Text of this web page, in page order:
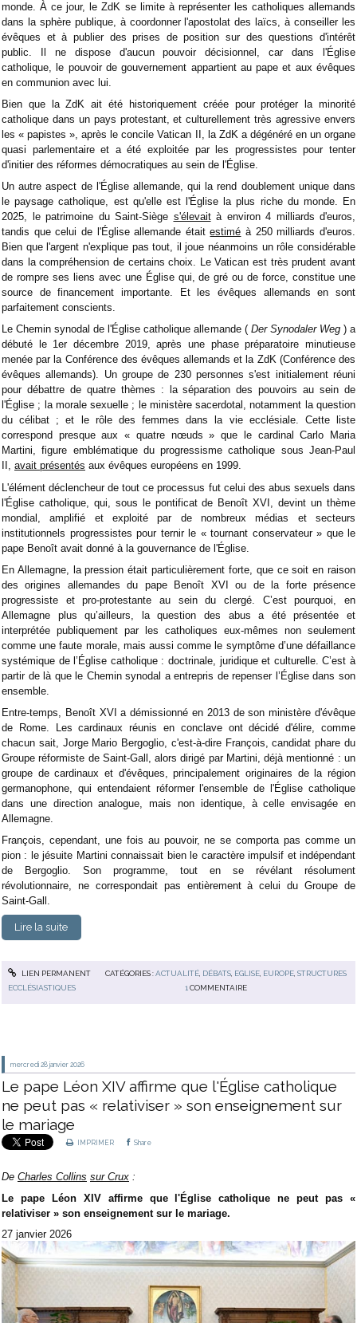
monde. À ce jour, le ZdK se limite à représenter les catholiques allemands
dans la sphère publique, à coordonner l'apostolat des laïcs, à conseiller les
évêques et à publier des prises de position sur des questions d'intérêt
public. Il ne dispose d'aucun pouvoir décisionnel, car dans l'Église
catholique, le pouvoir de gouvernement appartient au pape et aux évêques
en communion avec lui.
Bien que la ZdK ait été historiquement créée pour protéger la minorité
catholique dans un pays protestant, et culturellement très agressive envers
les « papistes », après le concile Vatican II, la ZdK a dégénéré en un organe
quasi parlementaire et a été exploitée par les progressistes pour tenter
d'initier des réformes démocratiques au sein de l'Église.
Un autre aspect de l'Église allemande, qui la rend doublement unique dans
le paysage catholique, est qu'elle est l'Église la plus riche du monde. En
2025, le patrimoine du Saint-Siège s'élevaità environ 4 milliards d'euros,
tandis que celui de l'Église allemande étaitestimé à 250 milliards d'euros.
Bien que l'argent n'explique pas tout, il joue néanmoins un rôle considérable
dans la compréhension de certains choix. Le Vatican est très prudent avant
de rompre ses liens avec une Église qui, de gré ou de force, constitue une
source de financement importante. Et les évêques allemands en sont
parfaitement conscients.
Le Chemin synodal de l'Église catholique allemande ( Der Synodaler Weg) a
débuté le 1er décembre 2019, après une phase préparatoire minutieuse
menée par la Conférence des évêques allemands et la ZdK (Conférence des
évêques allemands). Un groupe de 230 personnes s'est initialement réuni
pour débattre de quatre thèmes : la séparation des pouvoirs au sein de
l'Église ; la morale sexuelle ; le ministère sacerdotal, notamment la question
du célibat ; et le rôle des femmes dans la vie ecclésiale. Cette liste
correspond presque aux « quatre nœuds » que le cardinal Carlo Maria
Martini, figure emblématique du progressisme catholique sous Jean-Paul
II, avait présentés aux évêques européens en 1999.
L'élément déclencheur de tout ce processus fut celui des abus sexuels dans
l'Église catholique, qui, sous le pontificat de Benoît XVI, devint un thème
mondial, amplifié et exploité par de nombreux médias et secteurs
institutionnels progressistes pour ternir le « tournant conservateur » que le
pape Benoît avait donné à la gouvernance de l'Église.
En Allemagne, la pression était particulièrement forte, que ce soit en raison
des origines allemandes du pape Benoît XVI ou de la forte présence
progressiste et pro-protestante au sein du clergé. C’est pourquoi, en
Allemagne plus qu’ailleurs, la question des abus a été présentée et
interprétée publiquement par les catholiques eux-mêmes non seulement
comme une faute morale, mais aussi comme le symptôme d’une défaillance
systémique de l’Église catholique : doctrinale, juridique et culturelle. C’est à
partir de là que le Chemin synodal a entrepris de repenser l’Église dans son
ensemble.
Entre-temps, Benoît XVI a démissionné en 2013 de son ministère d'évêque
de Rome. Les cardinaux réunis en conclave ont décidé d'élire, comme
chacun sait, Jorge Mario Bergoglio, c'est-à-dire François, candidat phare du
Groupe réformiste de Saint-Gall, alors dirigé par Martini, déjà mentionné : un
groupe de cardinaux et d'évêques, principalement originaires de la région
germanophone, qui entendaient réformer l'ensemble de l'Église catholique
dans une direction analogue, mais non identique, à celle envisagée en
Allemagne.
François, cependant, une fois au pouvoir, ne se comporta pas comme un
pion : le jésuite Martini connaissait bien le caractère impulsif et indépendant
de Bergoglio. Son programme, tout en se révélant résolument
révolutionnaire, ne correspondait pas entièrement à celui du Groupe de
Saint-Gall.
Lire la suite
LIEN PERMANENT CATÉGORIES :ACTUALITÉ, DÉBATS, EGLISE, EUROPE, STRUCTURES
ECCLÉSIASTIQUES
1 COMMENTAIRE
mercredi 28 janvier 2026
Le pape Léon XIV affirme que l'Église catholique
ne peut pas « relativiser » son enseignement sur
le mariage
IMPRIMER Share
De Charles Collins sur Crux :
Le pape Léon XIV affirme que l'Église catholique ne peut pas «
relativiser » son enseignement sur le mariage.
27 janvier 2026